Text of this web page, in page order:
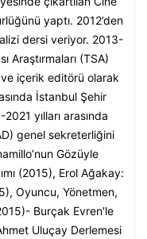
yaptı. 2012’den
dersi veriyor. 2013-
Araştırmaları (TSA)
ve içerik editörü olarak
İstanbul Şehir
yılları arasında
genel sekreterliğini
Gözüyle
(2015), Erol Ağakay:
Oyuncu, Yönetmen,
Burçak Evren'le
Uluçay Derlemesi